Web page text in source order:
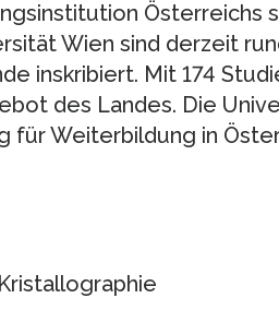
Österreichs
Wien sind derzeit
inskribiert. Mit 174
des Landes. Die
für Weiterbildung in